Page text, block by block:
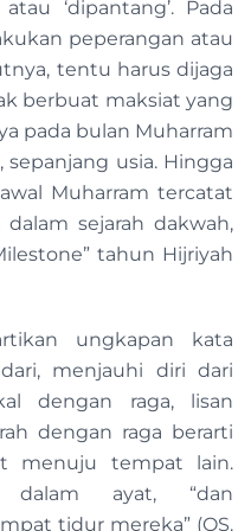
‘dipantang’. Pada
peperangan atau
tentu harus dijaga
berbuat maksiat yang
pada bulan Muharram
sepanjang usia. Hingga
Muharram tercatat
sejarah dakwah,
tahun Hijriyah
ungkapan kata
menjauhi diri dari
dengan raga, lisan
dengan raga berarti
menuju tempat lain.
dalam ayat, “dan
tidur mereka” (QS.